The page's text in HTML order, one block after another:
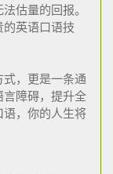
估量的回报。
英语口语技
，更是一条通
言障碍，提升全
，你的人生将